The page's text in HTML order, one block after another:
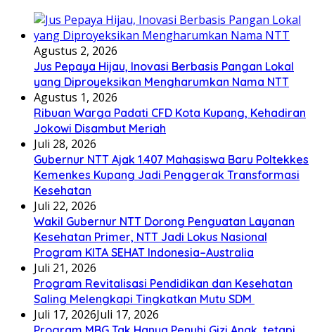
Agustus 2, 2026
Jus Pepaya Hijau, Inovasi Berbasis Pangan Lokal
yang Diproyeksikan Mengharumkan Nama NTT
Agustus 1, 2026
Ribuan Warga Padati CFD Kota Kupang, Kehadiran
Jokowi Disambut Meriah
Juli 28, 2026
Gubernur NTT Ajak 1.407 Mahasiswa Baru Poltekkes
Kemenkes Kupang Jadi Penggerak Transformasi
Kesehatan
Juli 22, 2026
Wakil Gubernur NTT Dorong Penguatan Layanan
Kesehatan Primer, NTT Jadi Lokus Nasional
Program KITA SEHAT Indonesia–Australia
Juli 21, 2026
Program Revitalisasi Pendidikan dan Kesehatan
Saling Melengkapi Tingkatkan Mutu SDM
Juli 17, 2026Juli 17, 2026